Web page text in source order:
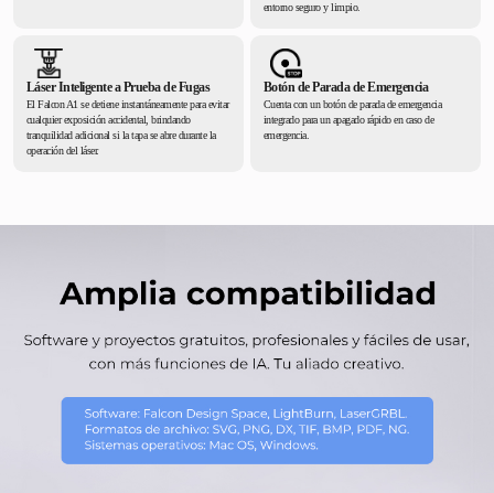
entorno seguro y limpio.
Láser Inteligente a Prueba de Fugas
El Falcon A1 se detiene instantáneamente para evitar
cualquier exposición accidental, brindando
tranquilidad adicional si la tapa se abre durante la
operación del láser.
Botón de Parada de Emergencia
Cuenta con un botón de parada de emergencia
integrado para un apagado rápido en caso de
emergencia.
CALIFIQUE SU NIVEL DE SATISFACCIÓN CON ESTA
PÁGINA:
3 4 5 8
*RAZONES DE SU SATISFACCIÓN